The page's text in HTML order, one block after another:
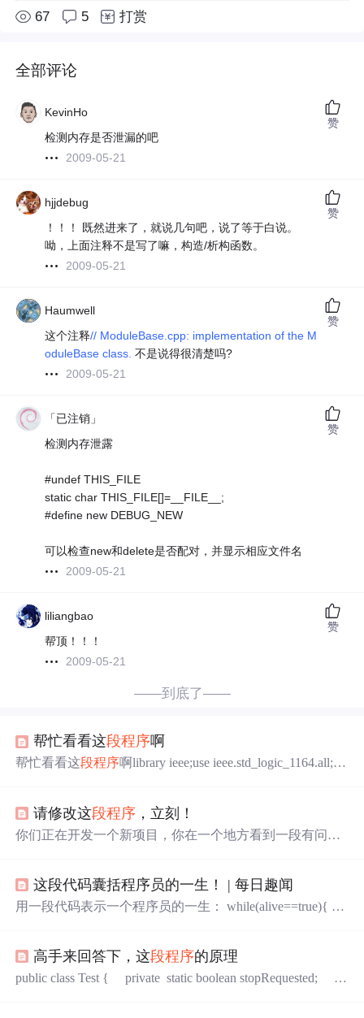
67 5 打赏
全部评论
KevinHo
检测内存是否泄漏的吧
2009-05-21
赞
hjjdebug
！！！ 既然进来了，就说几句吧，说了等于白说。
呦，上面注释不是写了嘛，构造/析构函数。
2009-05-21
赞
Haumwell
这个注释// ModuleBase.cpp: implementation of the M
oduleBase class.不是说得很清楚吗?
2009-05-21
赞
「已注销」
检测内存泄露
#undef THIS_FILE
static char THIS_FILE[]=__FILE__;
#define new DEBUG_NEW
可以检查new和delete是否配对，并显示相应文件名
2009-05-21
赞
liliangbao
帮顶！！！
2009-05-21
赞
——到底了——
帮忙看看这段程序啊
帮忙看看这段程序啊library ieee;use ieee.std_logic_1164.all;us
请修改这段程序 ，立刻！
你们正在开发一个新项目，你在一个地方看到一段有问题
我修改它，肯定会改出问题”。 问题是——有问题的
代码会越积越多。即使是很小的一 段程序，经过一段时间
个月的项目全是“历史
这段代码囊括程序员的一生！ | 每日趣闻
用一段代码表示一个程序员的一生： while(alive==true){ eat
渐与 Java 拉开差距 https://edu.csdn.net/topic/python115?...
高手来回答下，这段程序的原理
public class Test { private static boolean stopRequested; p